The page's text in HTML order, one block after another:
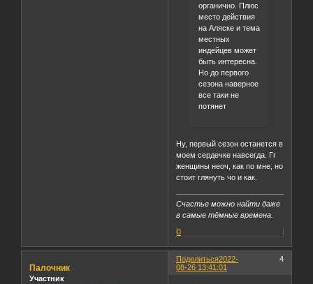
органично. Плюс
место действия
на Аляске и тема
местных
индейцев может
быть интересна.
Но до первого
сезона наверное
все таки не
потянет
Ну, первый сезон останется в
моем сердечке навсегда. Гг
женщины неоч, как по мне, но
стоит глянуть чо и как.
Счастье можно найти даже
в самые тёмные времена.
0
Поделиться 4
2022-
08-26 13:41:01
Палочник
Участник